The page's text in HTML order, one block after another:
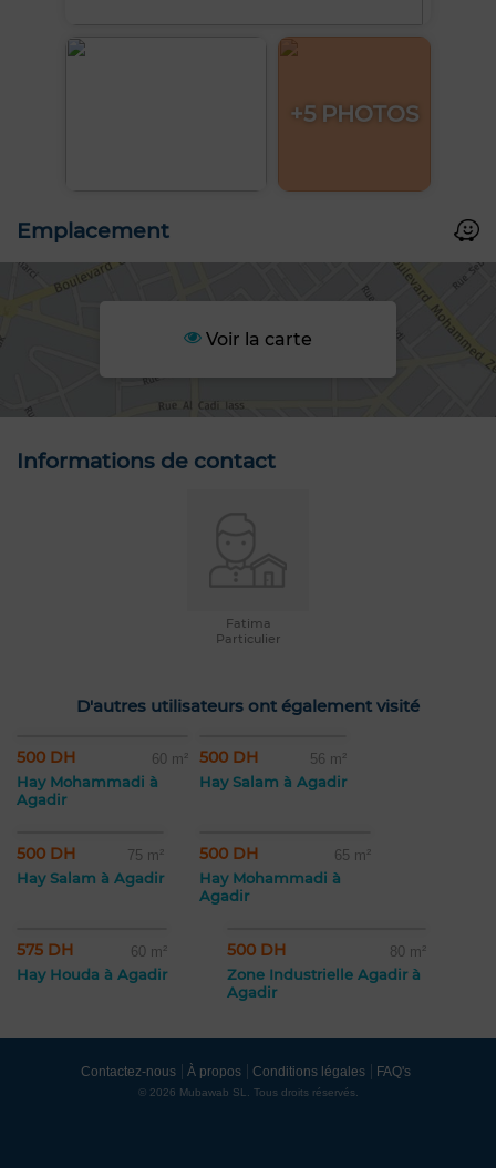
+5 PHOTOS
Emplacement
Voir la carte
Informations de contact
Fatima
Particulier
D'autres utilisateurs ont également visité
500 DH 60 m²
Hay Mohammadi à
Agadir
500 DH 56 m²
Hay Salam à Agadir
500 DH 75 m²
Hay Salam à Agadir
500 DH 65 m²
Hay Mohammadi à
Agadir
575 DH 60 m²
Hay Houda à Agadir
500 DH 80 m²
Zone Industrielle Agadir à
Agadir
Contactez-nous À propos Conditions légales FAQ's
© 2026 Mubawab SL. Tous droits réservés.